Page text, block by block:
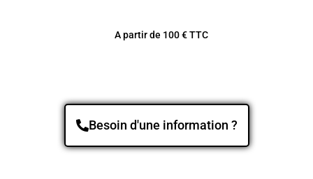
A partir de 100 € TTC
Besoin d'une information ?